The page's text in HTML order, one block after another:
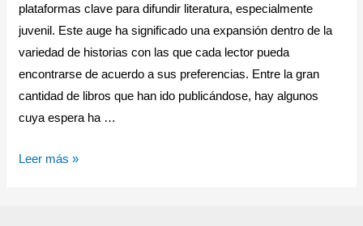
plataformas clave para difundir literatura, especialmente
juvenil. Este auge ha significado una expansión dentro de la
variedad de historias con las que cada lector pueda
encontrarse de acuerdo a sus preferencias. Entre la gran
cantidad de libros que han ido publicándose, hay algunos
cuya espera ha …
Leer más »